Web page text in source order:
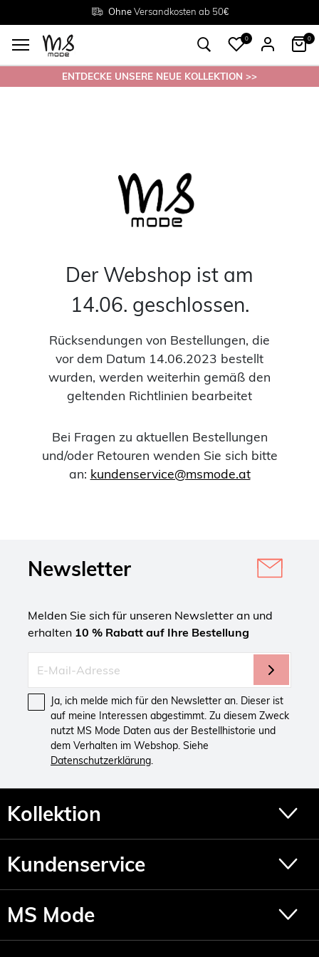
OhneVersandkosten ab 50€
Grösse38 - 54
Rückgabe innerhalb 30 Tagen
0 0
ENTDECKE UNSERE NEUE KOLLEKTION >>
Der Webshop ist am
14.06. geschlossen.
Rücksendungen von Bestellungen, die
vor dem Datum 14.06.2023 bestellt
wurden, werden weiterhin gemäß den
geltenden Richtlinien bearbeitet
Bei Fragen zu aktuellen Bestellungen
und/oder Retouren wenden Sie sich bitte
an: kundenservice@msmode.at
Newsletter
Melden Sie sich für unseren Newsletter an und
erhalten 10 % Rabatt auf Ihre Bestellung
Ja, ich melde mich für den Newsletter an. Dieser ist
auf meine Interessen abgestimmt. Zu diesem Zweck
nutzt MS Mode Daten aus der Bestellhistorie und
dem Verhalten im Webshop. Siehe
Datenschutzerklärung
Kollektion
Kundenservice
MS Mode